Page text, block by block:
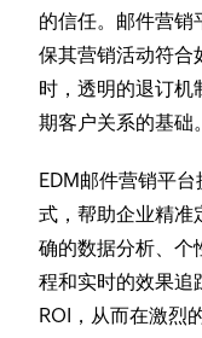
的信任。邮件营销
保其营销活动符合
时，透明的退订机
期客户关系的基础。
EDM邮件营销平
式，帮助企业精准
确的数据分析、个
程和实时的效果追
ROI，从而在激烈